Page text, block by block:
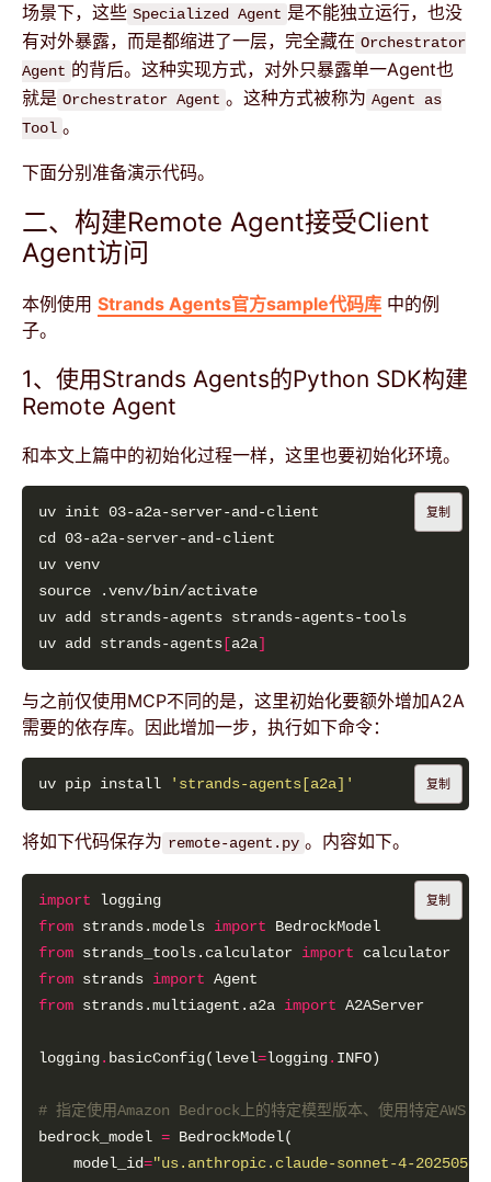
场景下，这些 Specialized Agent 是不能独立运行，也没
有对外暴露，而是都缩进了一层，完全藏在 Orchestrator
Agent 的背后。这种实现方式，对外只暴露单一Agent也
就是 Orchestrator Agent 。这种方式被称为 Agent as
Tool 。
下面分别准备演示代码。
二、构建Remote Agent接受Client
Agent访问
本例使用 Strands Agents官方sample代码库 中的例
子。
1、使用Strands Agents的Python SDK构建
Remote Agent
和本文上篇中的初始化过程一样，这里也要初始化环境。
uv add strands-agents [a2a]
复制
与之前仅使用MCP不同的是，这里初始化要额外增加A2A
需要的依存库。因此增加一步，执行如下命令：
uv pip install 'strands-agents[a2a]' 复制
将如下代码保存为 remote-agent.py 。内容如下。
import
from strands.models import
from strands_tools.calculator import
from strands import
from strands.multiagent.a2a import
logging. basicConfig(level=logging.
# 指定使用Amazon Bedrock上的特定模型版本、使用特定AWS
bedrock_model =
    model_id
="us.anthropic.claude-sonnet-4-
复制